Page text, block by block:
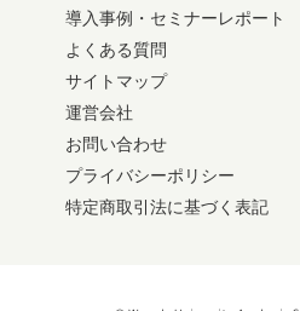
導入事例・セミナーレポート
よくある質問
サイトマップ
運営会社
お問い合わせ
プライバシーポリシー
特定商取引法に基づく表記